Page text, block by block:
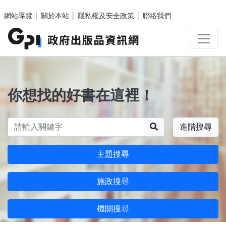
網站導覽
關於本站 隱私權及安全政策 聯絡我們
你想找的好書在這裡！
進階搜尋
主題搜尋
施政搜尋
機關搜尋